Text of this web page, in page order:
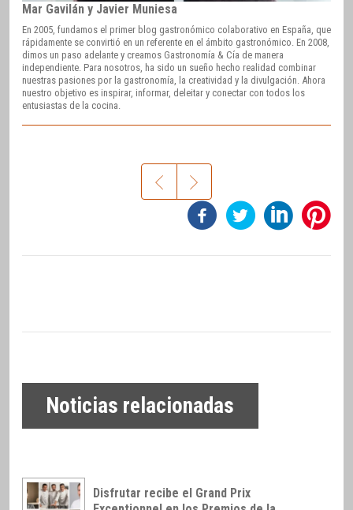
Mar Gavilán y Javier Muniesa
En 2005, fundamos el primer blog gastronómico colaborativo en España, que
rápidamente se convirtió en un referente en el ámbito gastronómico. En 2008,
dimos un paso adelante y creamos Gastronomía & Cía de manera
independiente. Para nosotros, ha sido un sueño hecho realidad combinar
nuestras pasiones por la gastronomía, la creatividad y la divulgación. Ahora
nuestro objetivo es inspirar, informar, deleitar y conectar con todos los
entusiastas de la cocina.
Noticias relacionadas
Disfrutar recibe el Grand Prix